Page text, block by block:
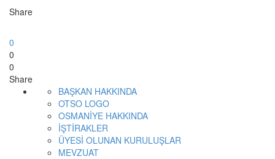
Share
0
0
0
Share
BAŞKAN HAKKINDA
OTSO LOGO
OSMANİYE HAKKINDA
İŞTİRAKLER
ÜYESİ OLUNAN KURULUŞLAR
MEVZUAT